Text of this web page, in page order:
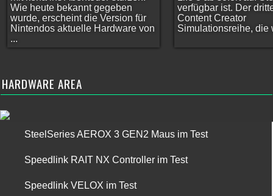
Wie heute bekannt gegeben
wurde, erscheint die Version für
Nintendos aktuelle Hardware von
...
verfügbar ist. Der
Content Creator
Simulationsreihe, die
HARDWARE AREA
SteelSeries AEROX 3 GEN2 Maus im Test
Speedlink RAIT NX Controller im Test
Speedlink VELOX im Test